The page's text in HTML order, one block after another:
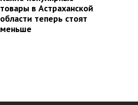
товары в Астраханской
области теперь стоят
меньше